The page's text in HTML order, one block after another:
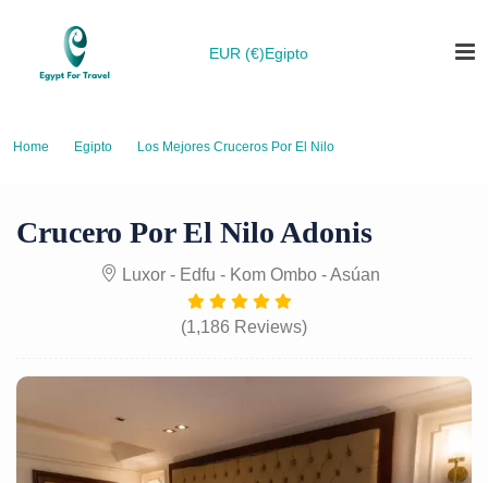
EUR (€)Egipto
Home Egipto
Los Mejores Cruceros Por El Nilo
Crucero Por El Nilo Adonis
Luxor - Edfu - Kom Ombo - Asúan
(1,186 Reviews)